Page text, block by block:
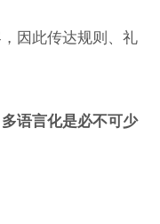
因此传达规则、礼
语言化是必不可少